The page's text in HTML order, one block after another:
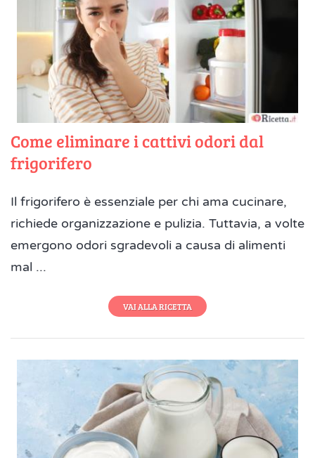
Come eliminare i cattivi odori dal
frigorifero
Il frigorifero è essenziale per chi ama cucinare,
richiede organizzazione e pulizia. Tuttavia, a volte
emergono odori sgradevoli a causa di alimenti
mal ...
VAI ALLA RICETTA